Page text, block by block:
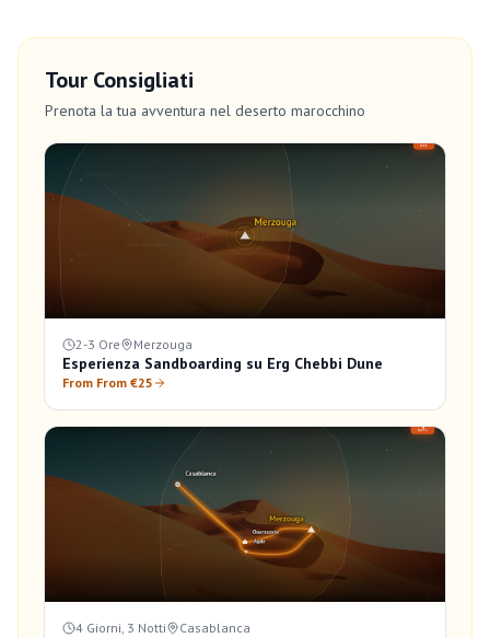
Tour Consigliati
Prenota la tua avventura nel deserto marocchino
2-3 Ore Merzouga
Esperienza Sandboarding su Erg Chebbi Dune
From From €25
4 Giorni, 3 Notti Casablanca